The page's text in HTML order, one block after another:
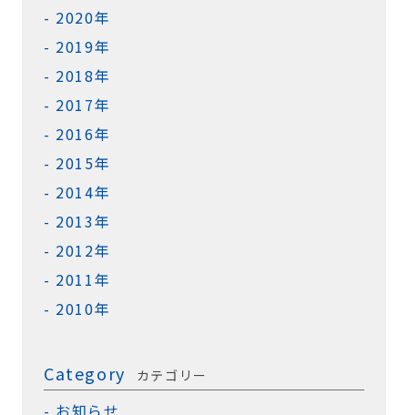
2020年
2019年
2018年
2017年
2016年
2015年
2014年
2013年
2012年
2011年
2010年
Category カテゴリー
お知らせ